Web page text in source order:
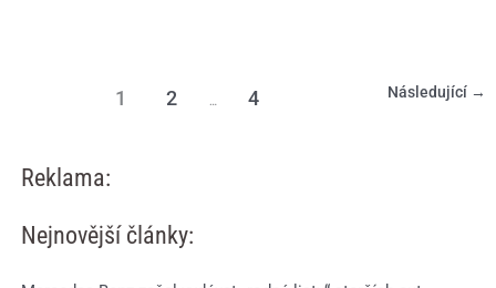
1 2 … 4 Následující →
Reklama:
Nejnovější články: